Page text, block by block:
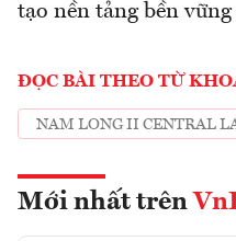
tạo nền tảng bền
ĐỌC BÀI THEO TỪ
NAM LONG II CENTRAL
Mới nhất trên